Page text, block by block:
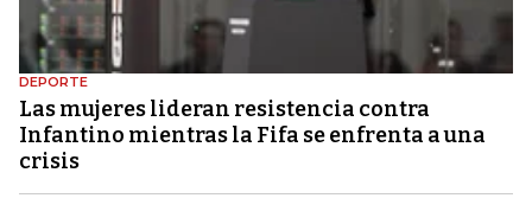
DEPORTE
Las mujeres lideran resistencia contra
Infantino mientras la Fifa se enfrenta a una
crisis